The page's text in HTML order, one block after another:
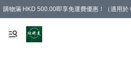
購物滿 HKD 500.00即享免運費優惠！（適用於